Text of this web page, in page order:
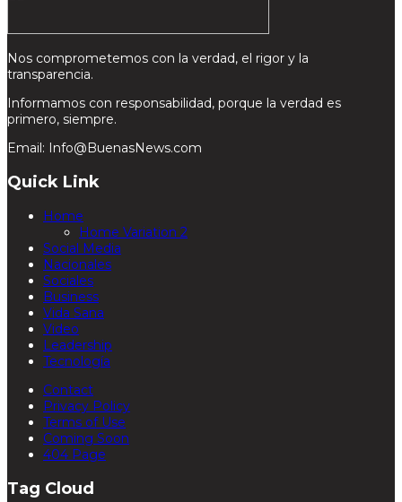
Nos comprometemos con la verdad, el rigor y la
transparencia.
Informamos con responsabilidad, porque la verdad es
primero, siempre.
Email: Info@BuenasNews.com
Quick Link
Home
Home Variation 2
Social Media
Nacionales
Sociales
Business
Vida Sana
Video
Leadership
Tecnología
Contact
Privacy Policy
Terms of Use
Coming Soon
404 Page
Tag Cloud